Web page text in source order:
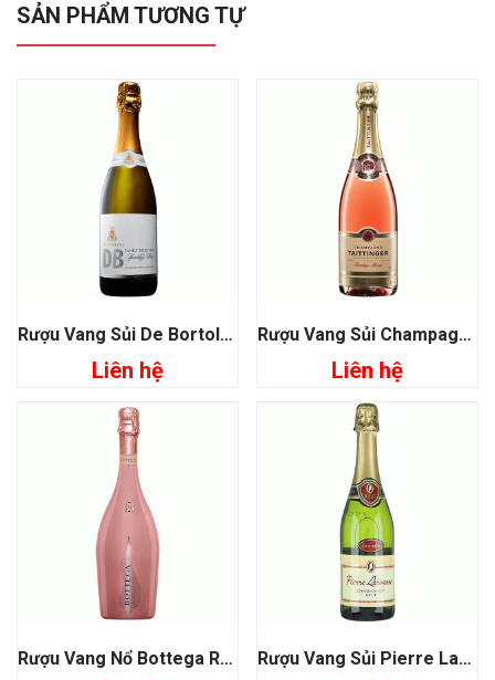
SẢN PHẨM TƯƠNG TỰ
Rượu Vang Sủi De Bortoli Family Selection Sparkling Brut
Liên hệ
Rượu Vang Sủi Champagne Taittinger Prestige Rose
Liên hệ
Rượu Vang Nổ Bottega Rose Gold Rượu Vang Sủi Pierre Larousse Chardonnay